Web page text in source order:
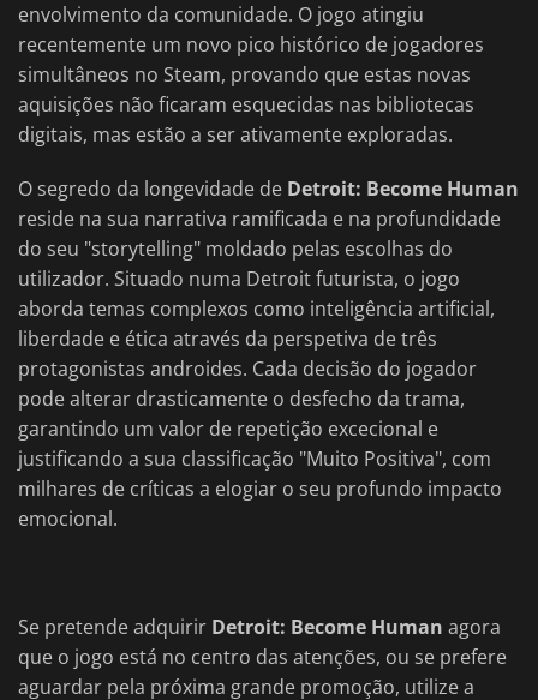
envolvimento da comunidade. O jogo atingiu
recentemente um novo pico histórico de jogadores
simultâneos no Steam, provando que estas novas
aquisições não ficaram esquecidas nas bibliotecas
digitais, mas estão a ser ativamente exploradas.
O segredo da longevidade de Detroit: Become Human
reside na sua narrativa ramificada e na profundidade
do seu "storytelling" moldado pelas escolhas do
utilizador. Situado numa Detroit futurista, o jogo
aborda temas complexos como inteligência artificial,
liberdade e ética através da perspetiva de três
protagonistas androides. Cada decisão do jogador
pode alterar drasticamente o desfecho da trama,
garantindo um valor de repetição excecional e
justificando a sua classificação "Muito Positiva", com
milhares de críticas a elogiar o seu profundo impacto
emocional.
Se pretende adquirir Detroit: Become Human agora
que o jogo está no centro das atenções, ou se prefere
aguardar pela próxima grande promoção, utilize a